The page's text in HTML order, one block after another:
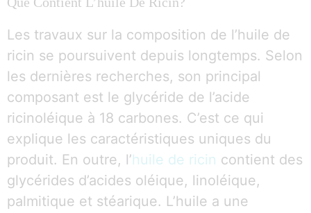
Les travaux sur la composition de l’huile de
ricin se poursuivent depuis longtemps. Selon
les dernières recherches, son principal
composant est le glycéride de l’acide
ricinoléique à 18 carbones. C’est ce qui
explique les caractéristiques uniques du
produit. En outre, l’huile de ricin contient des
glycérides d’acides oléique, linoléique,
palmitique et stéarique. L’huile a une